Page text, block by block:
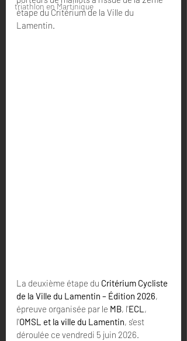
triathlon en Martinique
étape du Critérium de la Ville du
Lamentin.
La deuxième étape du Critérium Cycliste
de la Ville du Lamentin – Édition 2026,
épreuve organisée par le MB, l'ECL ,
l'OMSL et la ville du Lamentin, s'est
déroulée ce vendredi 5 juin 2026.